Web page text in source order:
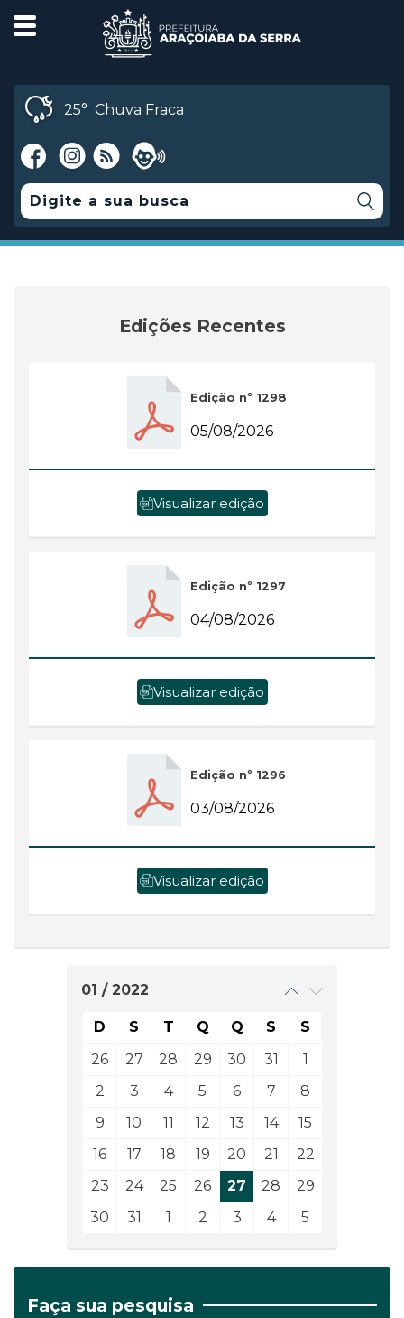
25° Chuva Fraca
Edições Recentes
Edição nº 1298
05/08/2026
Visualizar edição
Edição nº 1297
04/08/2026
Visualizar edição
Edição nº 1296
03/08/2026
Visualizar edição
01 / 2022
D S T Q Q S
S
26
27 28 29 30 31
1
2
3 4 5 6 7
8
9
10 11 12 13 14
15
16
17 18 19 20 21
22
23
24 25 26 27 28
29
30
31 1 2 3 4 5
Faça sua pesquisa